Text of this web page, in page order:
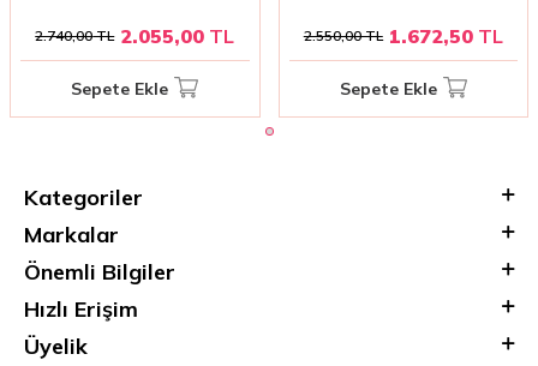
2.740,00TL 2.055,00 TL
Sepete Ekle
2.550,00TL 1.672,50TL
Sepete Ekle
Kategoriler
Markalar
Önemli Bilgiler
Hızlı Erişim
Üyelik